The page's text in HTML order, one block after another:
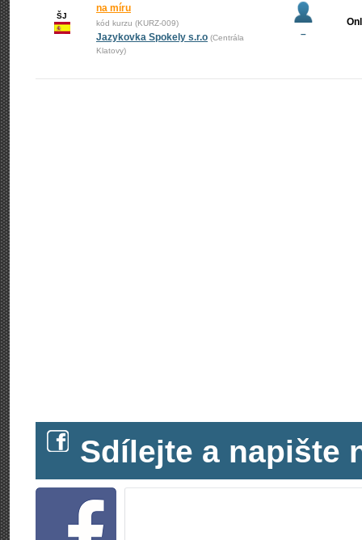
ŠJ
na míru
kód kurzu (KURZ-009)
Jazykovka Spokely s.r.o (Centrála
Klatovy)
–
Sdílejte a napište